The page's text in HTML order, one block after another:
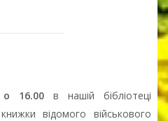
16.00 в нашій бібліотеці
відомого військового